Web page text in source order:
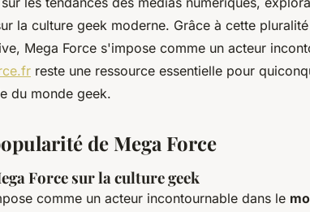
la culture geek moderne. Grâce à cette
Mega Force s'impose comme un acteur
reste une ressource essentielle pour
du monde geek.
de Mega Force
Force sur la culture geek
comme un acteur incontournable dans le